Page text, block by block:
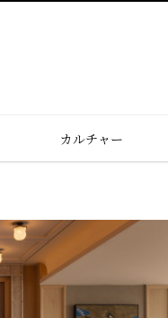
カルチャー